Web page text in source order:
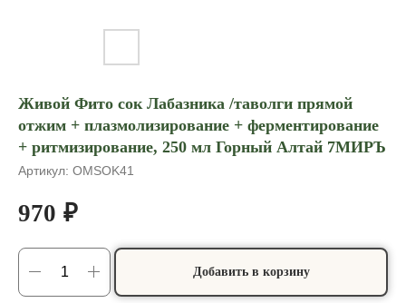
Живой Фито сок Лабазника /таволги прямой
отжим + плазмолизирование + ферментирование
+ ритмизирование, 250 мл Горный Алтай 7МИРЪ
Артикул: OMSOK41
970 ₽
Добавить в корзину